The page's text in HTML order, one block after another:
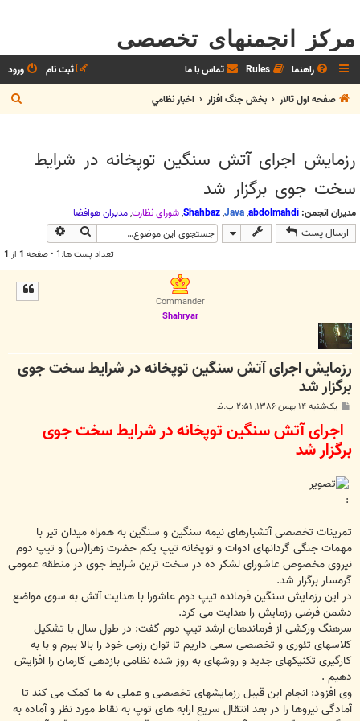
مرکز انجمنهای تخصصی
راهنما Rules تماس با ما ورود
ثبت نام
صفحه اول تالار
بخش جنگ افزار اخبار نظامي
س
رزمایش اجرای آتش سنگین توپخانه در شرایط
سخت جوی برگزار شد
مدیران انجمن: abdolmahdi
,
Java
,
Shahbaz
,شوراي نظارت,مديران هوافضا
ارسال پست جستجو
تعداد پست ها:1 • صفحه 1 از 1
Commander
Shahryar
رزمایش اجرای آتش سنگین توپخانه در شرایط سخت جوی
برگزار شد
ت
یک‌شنبه ۱۴ بهمن ۱۳۸۶, ۲:۵۱ ب.ظ
اجرای آتش سنگین توپخانه در شرایط سخت جوی
برگزار شد
:
تمرینات تخصصی آتشبارهای نیمه سنگین و سنگین به همراه میدان تیر با
مهمات جنگی گردانهای ادوات و توپخانه تیپ یکم حضرت زهرا(س) و تیپ دوم
نیروی مخصوص عاشورای لشکر ده در سخت ترین شرایط جوی در منطقه عمومی
گرمسار برگزار شد.
در این رزمایش سنگین فرمانده تیپ دوم عاشورا با هدایت آتش به سوی مواضع
دشمن فرضی رزمایش را هدایت می کرد.
سرهنگ ورکشی از فرماندهان ارشد تیپ دوم گفت: در طول سال با تشکیل
کلاسهای تئوری و تخصصی سعی داریم تا توان رزمی خود را بالا ببرم و با به
کارگیری تکنیکهای جدید و روشهای به روز شده نظامی بازدهی کارمان را افزایش
دهیم .
وی افزود: انجام این قبیل رزمایشهای تخصصی و عملی به ما کمک می کند تا
آمادگی نیروها را در بعد انتقال سریع ارابه های توپ به نقاط مورد نظر و آماده به